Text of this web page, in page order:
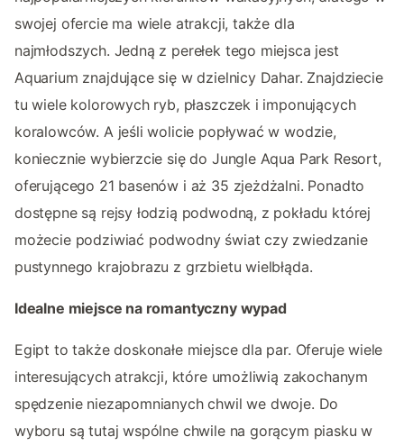
swojej ofercie ma wiele atrakcji, także dla
najmłodszych. Jedną z perełek tego miejsca jest
Aquarium znajdujące się w dzielnicy Dahar. Znajdziecie
tu wiele kolorowych ryb, płaszczek i imponujących
koralowców. A jeśli wolicie popływać w wodzie,
koniecznie wybierzcie się do Jungle Aqua Park Resort,
oferującego 21 basenów i aż 35 zjeżdżalni. Ponadto
dostępne są rejsy łodzią podwodną, z pokładu której
możecie podziwiać podwodny świat czy zwiedzanie
pustynnego krajobrazu z grzbietu wielbłąda.
Idealne miejsce na romantyczny wypad
Egipt to także doskonałe miejsce dla par. Oferuje wiele
interesujących atrakcji, które umożliwią zakochanym
spędzenie niezapomnianych chwil we dwoje. Do
wyboru są tutaj wspólne chwile na gorącym piasku w